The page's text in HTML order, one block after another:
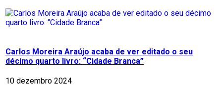
Carlos Moreira Araújo acaba de ver editado o seu
décimo quarto livro: “Cidade Branca”
10 dezembro 2024